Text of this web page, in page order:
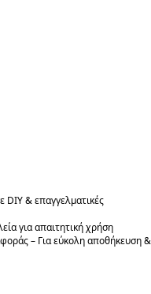
DIY & επαγγελματικές
για απαιτητική χρήση
– Για εύκολη αποθήκευση &